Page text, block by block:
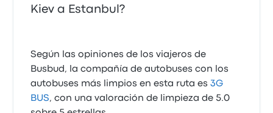
Kiev a Estanbul?
Según las opiniones de los viajeros de
Busbud, la compañía de autobuses con los
autobuses más limpios en esta ruta es3G
BUS, con una valoración de limpieza de 5.0